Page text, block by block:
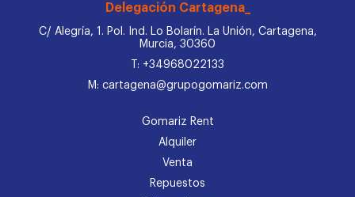
Delegación Cartagena_
C/ Alegría, 1. Pol. Ind. Lo Bolarín. La Unión, Cartagena,
Murcia, 30360
T: +34968022133
M: cartagena@grupogomariz.com
Gomariz Rent
Alquiler
Venta
Repuestos